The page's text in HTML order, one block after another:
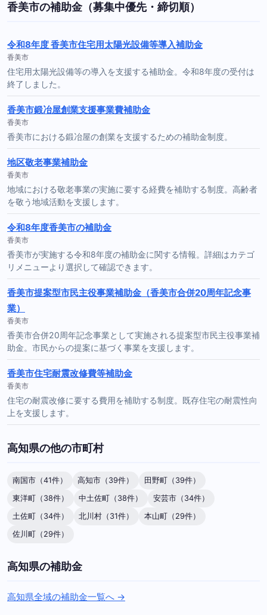
香美市の補助金（募集中優先・締切順）
令和8年度 香美市住宅用太陽光設備等導入補助金
香美市
住宅用太陽光設備等の導入を支援する補助金。令和8年度の受付は
終了しました。
香美市鍛冶屋創業支援事業費補助金
香美市
香美市における鍛冶屋の創業を支援するための補助金制度。
地区敬老事業補助金
香美市
地域における敬老事業の実施に要する経費を補助する制度。高齢者
を敬う地域活動を支援します。
令和8年度香美市の補助金
香美市
香美市が実施する令和8年度の補助金に関する情報。詳細はカテゴ
リメニューより選択して確認できます。
香美市提案型市民主役事業補助金（香美市合併20周年記念事
業）
香美市
香美市合併20周年記念事業として実施される提案型市民主役事業補
助金。市民からの提案に基づく事業を支援します。
香美市住宅耐震改修費等補助金
香美市
住宅の耐震改修に要する費用を補助する制度。既存住宅の耐震性向
上を支援します。
高知県の他の市町村
南国市（41件） 高知市（39件）
田野町（39件）
東洋町（38件）
中土佐町（38件）
安芸市（34件）
土佐町（34件）
北川村（31件）
本山町（29件）
佐川町（29件）
高知県の補助金
高知県全域の補助金一覧へ →